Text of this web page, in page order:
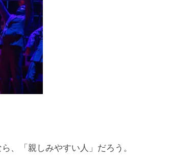
、「親しみやすい人」だろう。